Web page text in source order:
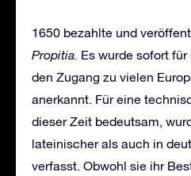
1650 bezahlte und
Propitia. Es wurde sofort
den Zugang zu vielen
anerkannt. Für eine
dieser Zeit bedeutsam,
lateinischer als auch in
verfasst. Obwohl sie ihr